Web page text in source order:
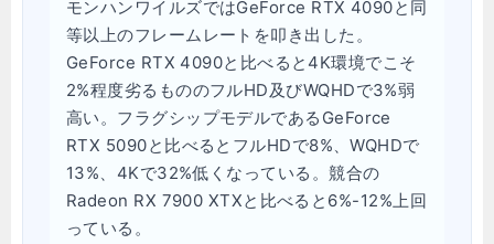
モンハンワイルズではGeForce RTX 4090と同
等以上のフレームレートを叩き出した。
GeForce RTX 4090と比べると4K環境でこそ
2%程度劣るもののフルHD及びWQHDで3%弱
高い。フラグシップモデルであるGeForce
RTX 5090と比べるとフルHDで8%、WQHDで
13%、4Kで32%低くなっている。競合の
Radeon RX 7900 XTXと比べると6%-12%上回
っている。